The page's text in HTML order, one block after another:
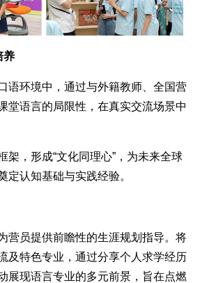
养
语环境中，通过与外籍教师、全国营
堂语言的局限性，在真实交流场景中
架，形成“文化同理心”，为未来全球
定认知基础与实践经验。
营员提供前瞻性的生涯规划指导。将
及特色专业，通过分享个人求学经历
展现语言专业的多元前景，旨在点燃